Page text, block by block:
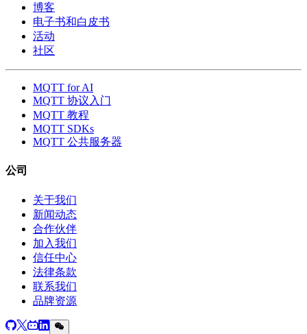
博客
电子书和白皮书
活动
社区
MQTT for AI
MQTT 协议入门
MQTT 教程
MQTT SDKs
MQTT 公共服务器
公司
关于我们
新闻动态
合作伙伴
加入我们
信任中心
法律条款
联系我们
品牌资源